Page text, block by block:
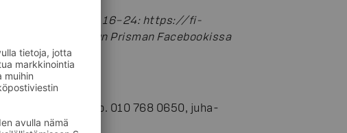
kello 16–24: https://fi-
keskusteluun Prisman Facebookissa
vähittäiskauppa, p. 010 768 0650, juha-